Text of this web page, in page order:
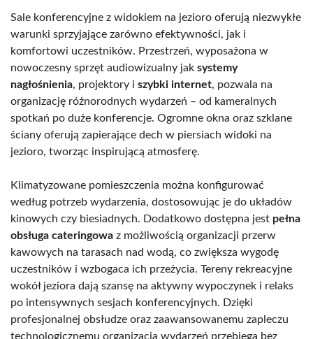
Sale konferencyjne z widokiem na jezioro oferują niezwykłe
warunki sprzyjające zarówno efektywności, jak i
komfortowi uczestników. Przestrzeń, wyposażona w
nowoczesny sprzęt audiowizualny jak systemy
nagłośnienia, projektory i szybki internet, pozwala na
organizację różnorodnych wydarzeń – od kameralnych
spotkań po duże konferencje. Ogromne okna oraz szklane
ściany oferują zapierające dech w piersiach widoki na
jezioro, tworząc inspirującą atmosferę.
Klimatyzowane pomieszczenia można konfigurować
według potrzeb wydarzenia, dostosowując je do układów
kinowych czy biesiadnych. Dodatkowo dostępna jest pełna
obsługa cateringowa z możliwością organizacji przerw
kawowych na tarasach nad wodą, co zwiększa wygodę
uczestników i wzbogaca ich przeżycia. Tereny rekreacyjne
wokół jeziora dają szansę na aktywny wypoczynek i relaks
po intensywnych sesjach konferencyjnych. Dzięki
profesjonalnej obsłudze oraz zaawansowanemu zapleczu
technologicznemu organizacja wydarzeń przebiega bez